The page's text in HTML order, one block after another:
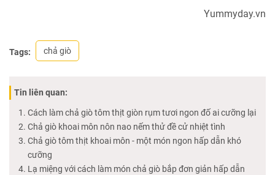
Yummyday.vn
Tags: chả giò
Tin liên quan:
Cách làm chả giò tôm thịt giòn rụm tươi ngon đố ai cưỡng lại
Chả giò khoai môn nôn nao nếm thử đề cử nhiệt tình
Chả giò tôm thịt khoai môn - một món ngon hấp dẫn khó
cưỡng
Lạ miệng với cách làm món chả giò bắp đơn giản hấp dẫn